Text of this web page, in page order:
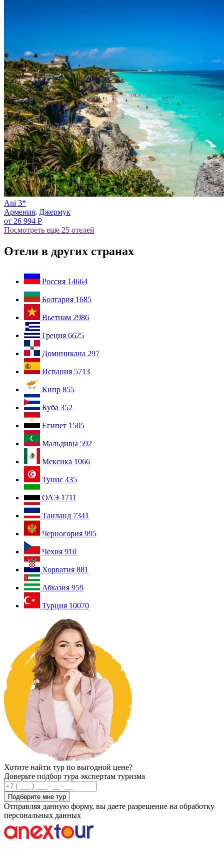
Ani 3*
Армения, Джермук
от 26 994 Р
Посмотреть еще 25 отелей
Отели в других странах
Россия 14664
Болгария 1685
Вьетнам 2986
Греция 6625
Доминикана 297
Испания 5713
Кипр 855
Куба 352
Египет 1505
Мальдивы 592
Мексика 1066
Тунис 435
ОАЭ 1711
Таиланд 7341
Черногория 995
Чехия 910
Хорватия 881
Абхазия 959
Турция 10070
Хотите найти тур по выгодной цене?
Доверьте подбор тура экспертам туризма
Подберите мне тур
Отправляя данную форму, вы даете разрешение на обработку
персональных данных